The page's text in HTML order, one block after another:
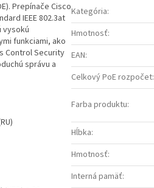
Prepínače Cisco
IEEE 802.3at
vysokú
funkciami, ako
Control Security
správu a
Kategória:
Hmotnosť:
EAN:
Celkový PoE rozpočet:
Farba produktu:
Hĺbka:
Hmotnosť:
Interná pamäť: